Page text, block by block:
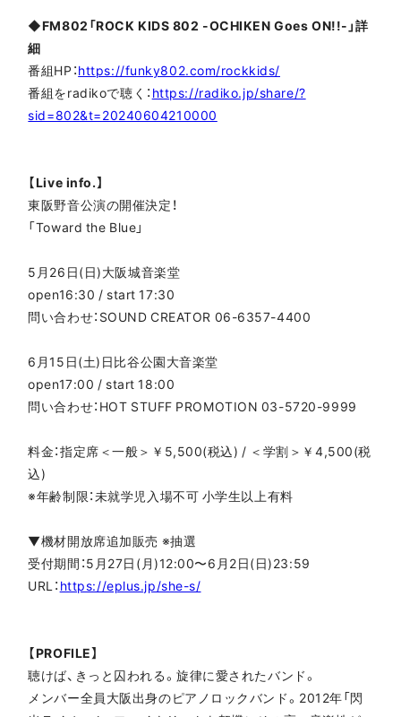
◆FM802「ROCK KIDS 802 -OCHIKEN Goes ON!!-」詳
細
番組HP：https://funky802.com/rockkids/
番組をradikoで聴く： https://radiko.jp/share/?
sid=802&t=20240604210000
【Live info.】
東阪野音公演の開催決定！
「Toward the Blue」
5月26日(日)大阪城音楽堂
open16:30 / start 17:30
問い合わせ：SOUND CREATOR 06-6357-4400
6月15日(土)日比谷公園大音楽堂
open17:00 / start 18:00
問い合わせ：HOT STUFF PROMOTION 03-5720-9999
料金：指定席＜一般＞￥5,500(税込) / ＜学割＞￥4,500(税
込)
※年齢制限：未就学児入場不可 小学生以上有料
▼機材開放席追加販売 ※抽選
受付期間：5月27日(月)12:00〜6月2日(日)23:59
URL： https://eplus.jp/she-s/
【PROFILE】
聴けば、きっと囚われる。旋律に愛されたバンド。
メンバー全員大阪出身のピアノロックバンド。2012年「閃